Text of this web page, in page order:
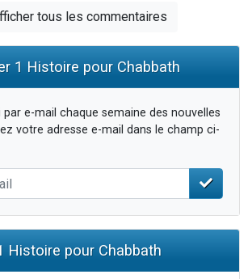
tous les commentaires
1 Histoire pour Chabbath
e-mail chaque semaine des nouvelles
votre adresse e-mail dans le champ ci-
pour Chabbath